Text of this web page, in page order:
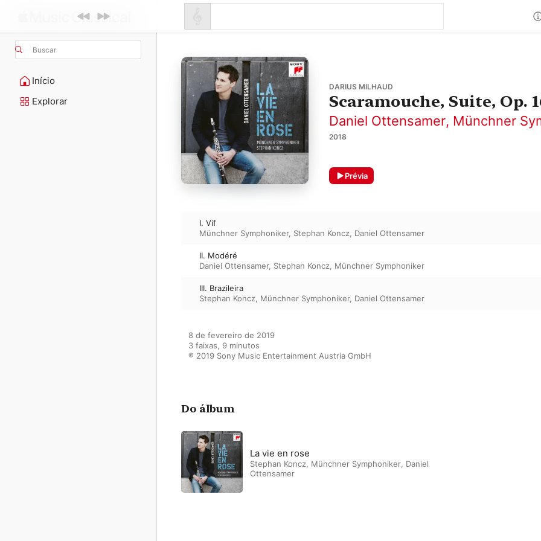
Buscar
Início
Explorar
DARIUS MILHAUD
Scaramouche, Suite, Op.
Daniel Ottensamer, Münchner
2018
Prévia
I. Vif
Münchner Symphoniker, Stephan Koncz, Daniel Ottensamer
II. Modéré
Daniel Ottensamer, Stephan Koncz, Münchner Symphoniker
III. Brazileira
Stephan Koncz, Münchner Symphoniker, Daniel Ottensamer
8 de fevereiro de 2019
3 faixas, 9 minutos
℗ 2019 Sony Music Entertainment Austria GmbH
Do álbum
La vie en rose
Stephan Koncz, Münchner Symphoniker, Daniel
Ottensamer